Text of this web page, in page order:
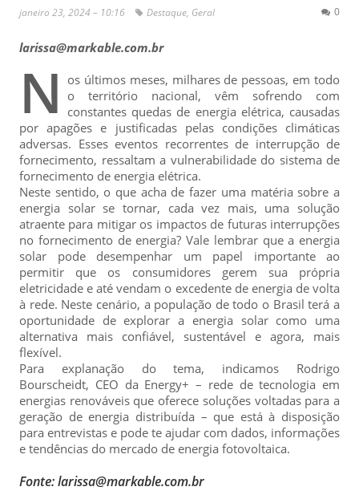
janeiro 23, 2024 – 10:16 Destaque, Geral 0
larissa@markable.com.br
N
os últimos meses, milhares de pessoas, em todo
o território nacional, vêm sofrendo com
constantes quedas de energia elétrica, causadas
por apagões e justificadas pelas condições climáticas
adversas. Esses eventos recorrentes de interrupção de
fornecimento, ressaltam a vulnerabilidade do sistema de
fornecimento de energia elétrica.
Neste sentido, o que acha de fazer uma matéria sobre a
energia solar se tornar, cada vez mais, uma solução
atraente para mitigar os impactos de futuras interrupções
no fornecimento de energia? Vale lembrar que a energia
solar pode desempenhar um papel importante ao
permitir que os consumidores gerem sua própria
eletricidade e até vendam o excedente de energia de volta
à rede. Neste cenário, a população de todo o Brasil terá a
oportunidade de explorar a energia solar como uma
alternativa mais confiável, sustentável e agora, mais
flexível.
Para explanação do tema, indicamos Rodrigo
Bourscheidt, CEO da Energy+ – rede de tecnologia em
energias renováveis que oferece soluções voltadas para a
geração de energia distribuída – que está à disposição
para entrevistas e pode te ajudar com dados, informações
e tendências do mercado de energia fotovoltaica.
Fonte: larissa@markable.com.br